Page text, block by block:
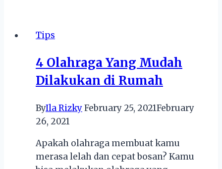
Tips
4 Olahraga Yang Mudah
Dilakukan di Rumah
ByIla RizkyFebruary 25, 2021February
26, 2021
Apakah olahraga membuat kamu
merasa lelah dan cepat bosan? Kamu